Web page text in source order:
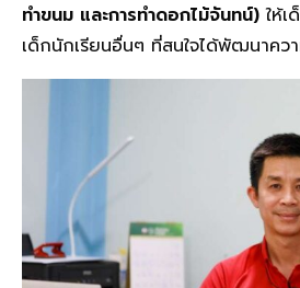
ทำขนม และการทำดอกไม้จันทน์) ให้เ
เด็กนักเรียนอื่นๆ ที่สนใจได้พัฒนาคว